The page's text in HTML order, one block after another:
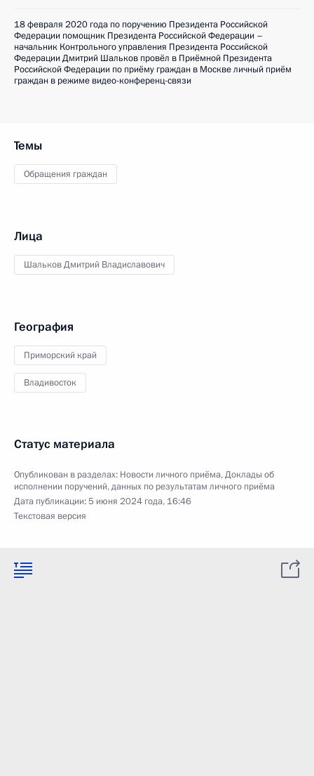
18 февраля 2020 года по поручению Президента Российской
Федерации помощник Президента Российской Федерации –
начальник Контрольного управления Президента Российской
Федерации Дмитрий Шальков провёл в Приёмной Президента
Российской Федерации по приёму граждан в Москве личный приём
граждан в режиме видео-конференц-связи
Темы
Обращения граждан
Лица
Шальков Дмитрий Владиславович
География
Приморский край
Владивосток
Статус материала
Опубликован в разделах: Новости личного приёма,Доклады об
исполнении поручений, данных по результатам личного приёма
Дата публикации:5 июня 2024 года, 16:46
Текстовая версия